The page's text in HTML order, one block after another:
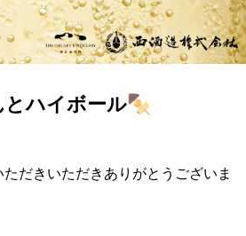
ハイボール🍢
だきいただきありがとうございま